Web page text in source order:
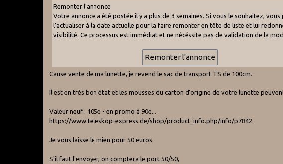
Remonter l'annonce
Votre annonce a été postée il y a plus de 3 semaines. Si vous le souhaitez, vous
l'actualiser à la date actuelle pour la faire remonter en tête de liste et lui
visibilité. Ce processus est immédiat et ne nécéssite pas de validation de la
Cause vente de ma lunette, je revend le sac de transport TS de 100cm.
Il est en très bon état et les mousses du carton d'origine de votre lunette
Valeur neuf : 105e - en promo à 90e...
https://www.teleskop-express.de/shop/product_info.php/info/p7842
Je vous laisse le mien pour 50 euros.
S'il faut l'envoyer, on comptera le port 50/50,